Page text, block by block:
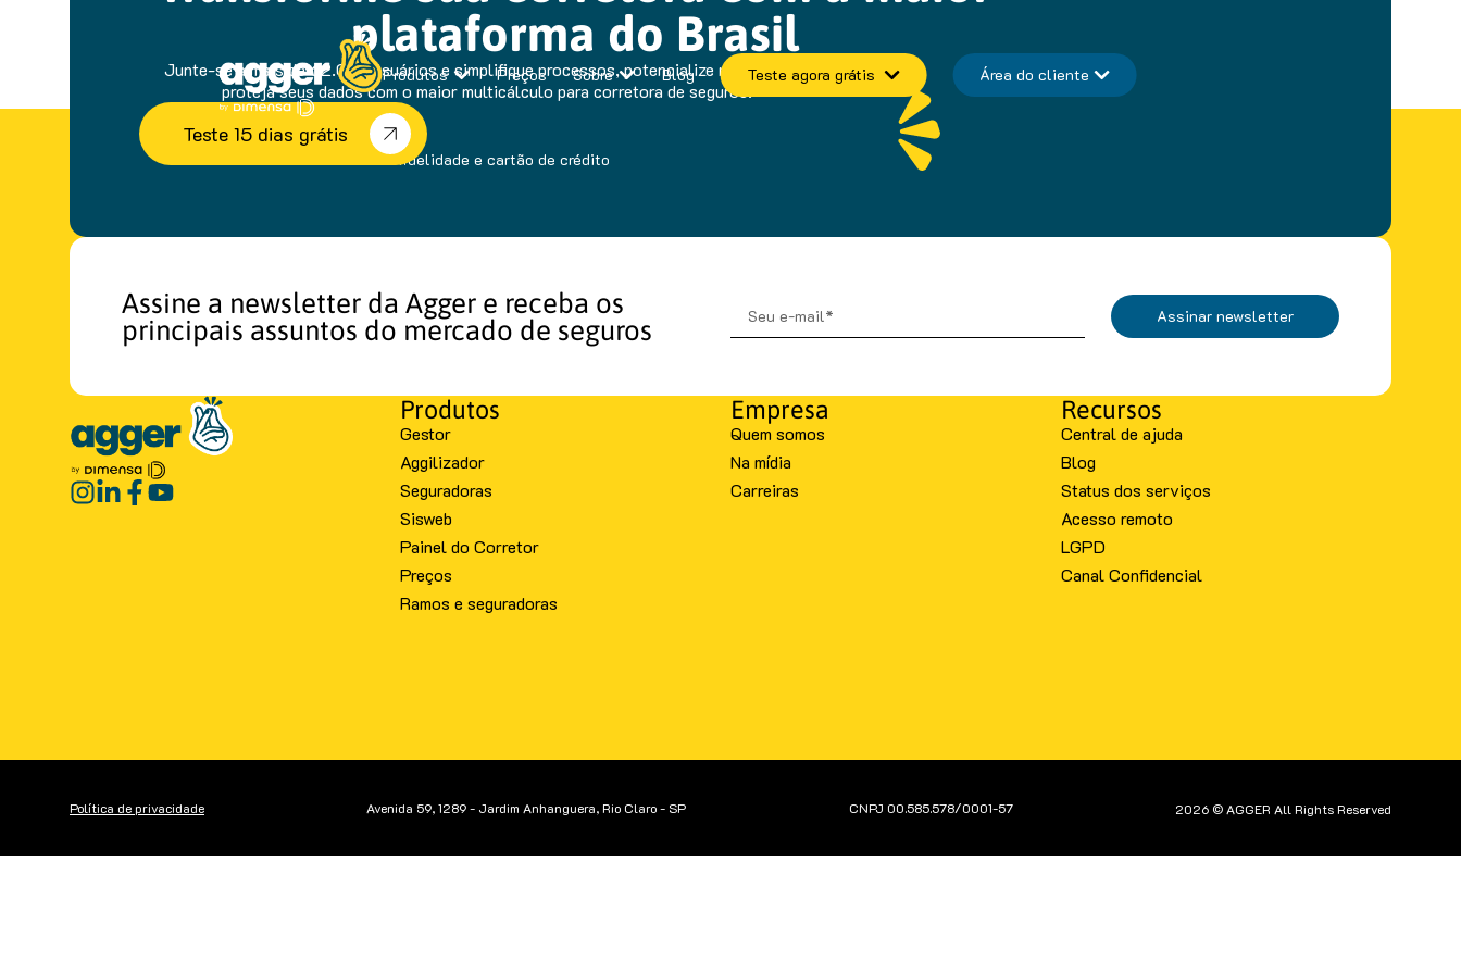
Produtos Preços Sobre Blog Teste agora grátis Área do cliente
plataforma do Brasil
Junte-se a mais de 62.000 usuários e simplifique processos, potencialize resultados e
proteja seus dados com o maior multicálculo para corretora de seguros.
Teste 15 dias grátis
sem fidelidade e cartão de crédito
Assine a newsletter da Agger e receba os
principais assuntos do mercado de seguros
Assinar newsletter
Produtos
Gestor
Aggilizador
Seguradoras
Sisweb
Painel do Corretor
Preços
Ramos e seguradoras
Empresa
Quem somos
Na mídia
Carreiras
Recursos
Central de ajuda
Blog
Status dos serviços
Acesso remoto
LGPD
Canal Confidencial
Política de privacidade Avenida 59, 1289 - Jardim Anhanguera, Rio Claro - SP CNPJ 00.585.578/0001-57 2026 © AGGER All Rights Reserved